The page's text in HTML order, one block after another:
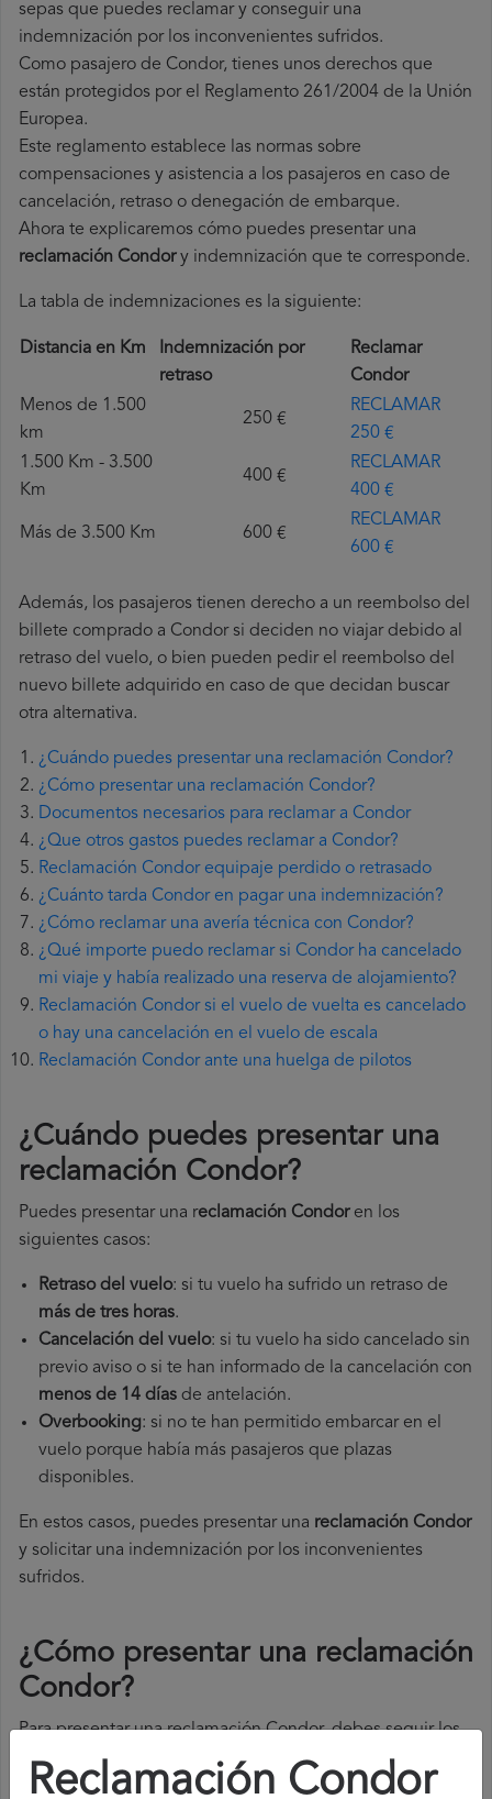
sepas que puedes reclamar y conseguir una
indemnización por los inconvenientes sufridos.
Como pasajero de Condor, tienes unos derechos que
están protegidos por el Reglamento 261/2004 de la Unión
Europea.
Este reglamento establece las normas sobre
compensaciones y asistencia a los pasajeros en caso de
cancelación, retraso o denegación de embarque.
Ahora te explicaremos cómo puedes presentar una
reclamación Condory indemnización que te corresponde.
La tabla de indemnizaciones es la siguiente:
Distancia en Km
Indemnización por
retraso
Reclamar
Condor
Menos de 1.500
km
250 €
RECLAMAR
250 €
1.500 Km - 3.500
Km
400 €
RECLAMAR
400 €
Más de 3.500 Km 600 €
RECLAMAR
600 €
Además, los pasajeros tienen derecho a un reembolso del
billete comprado a Condor si deciden no viajar debido al
retraso del vuelo, o bien pueden pedir el reembolso del
nuevo billete adquirido en caso de que decidan buscar
otra alternativa.
¿Cuándo puedes presentar una reclamación Condor?
¿Cómo presentar una reclamación Condor?
Documentos necesarios para reclamar a Condor
¿Que otros gastos puedes reclamar a Condor?
Reclamación Condor equipaje perdido o retrasado
¿Cuánto tarda Condor en pagar una indemnización?
¿Cómo reclamar una avería técnica con Condor?
¿Qué importe puedo reclamar si Condor ha cancelado
mi viaje y había realizado una reserva de alojamiento?
Reclamación Condor si el vuelo de vuelta es cancelado
o hay una cancelación en el vuelo de escala
Reclamación Condor ante una huelga de pilotos
¿Cuándo puedes presentar una
reclamación Condor?
Puedes presentar una reclamación Condoren los
siguientes casos:
Retraso del vuelo: si tu vuelo ha sufrido un retraso de
más de tres horas.
Cancelación del vuelo: si tu vuelo ha sido cancelado sin
previo aviso o si te han informado de la cancelación con
menos de 14 días de antelación.
Overbooking: si no te han permitido embarcar en el
vuelo porque había más pasajeros que plazas
disponibles.
En estos casos, puedes presentar una reclamación Condor​
y solicitar una indemnización por los inconvenientes
sufridos.
¿Cómo presentar una reclamación
Condor?
Para presentar una reclamación Condor, debes seguir los
siguientes pasos:
Reclamación Condor